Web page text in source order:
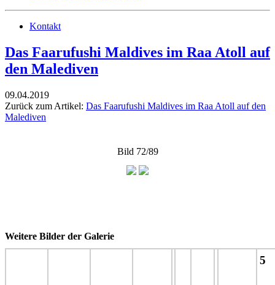
Kontakt
Das Faarufushi Maldives im Raa Atoll auf
den Malediven
09.04.2019
Zurück zum Artikel: Das Faarufushi Maldives im Raa Atoll auf den
Malediven
Bild 72/89
Weitere Bilder der Galerie
5